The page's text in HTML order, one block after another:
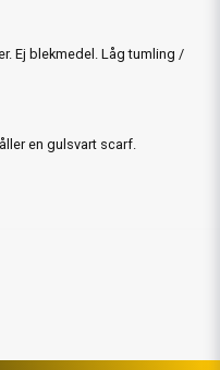
Ej blekmedel. Låg tumling /
en gulsvart scarf.